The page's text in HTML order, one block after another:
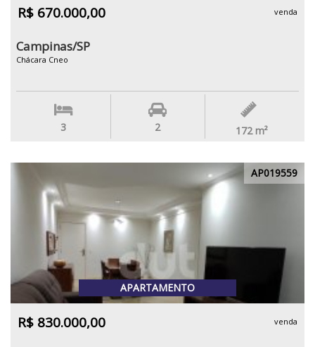
R$ 670.000,00 venda
Campinas/SP
Chácara Cneo
3 2 172 m²
AP019559
APARTAMENTO
R$ 830.000,00 venda